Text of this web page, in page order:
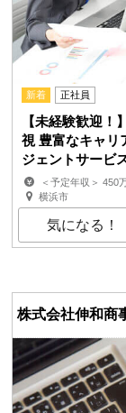
新着 正社員
【未経験歓迎
視 豊富なキャリ
ジェントサービ
＜予定年収＞ 450
（基本給）：192,000
横浜市
気になる！
株式会社伸和商